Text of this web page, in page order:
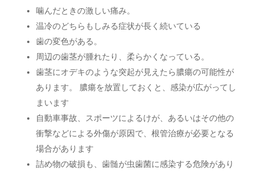
噛んだときの激しい痛み。
温冷のどちらもしみる症状が長く続いている
歯の変色がある。
周辺の歯茎が腫れたり、柔らかくなっている。
歯茎にオデキのような突起が見えたら膿瘍の可能性が
あります。 膿瘍を放置しておくと、感染が広がってし
まいます
自動車事故、スポーツによるけが、あるいはその他の
衝撃などによる外傷が原因で、根管治療が必要となる
場合があります
詰め物の破損も、歯髄が虫歯菌に感染する危険があり